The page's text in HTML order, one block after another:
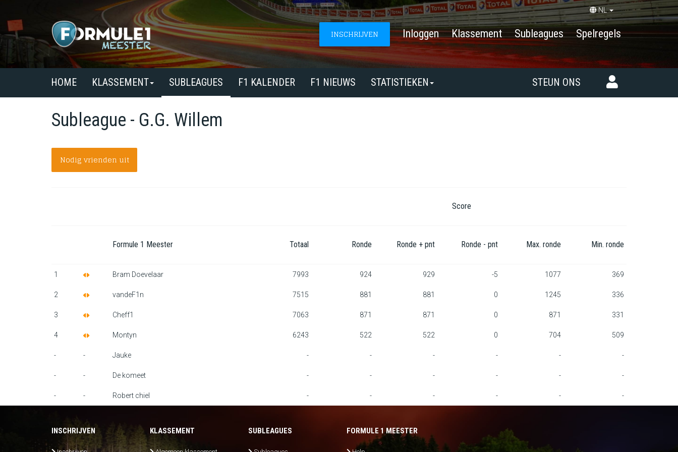
NL
INSCHRIJVEN Inloggen Klassement Subleagues Spelregels
HOME KLASSEMENT SUBLEAGUES F1 KALENDER F1 NIEUWS STATISTIEKEN STEUN ONS
Subleague - G.G. Willem
Nodig vrienden uit
Score
Formule 1 Meester Totaal Ronde Ronde + pnt Ronde - pnt Max. ronde Min. ronde
1 Bram Doevelaar 7993 924 929 -5 1077 369
2 vandeF1n 7515 881 881 0 1245 336
3 Cheff1 7063 871 871 0 871 331
4 Montyn 6243 522 522 0 704 509
- - Jauke - - - - - -
- - De komeet - - - - - -
- - Robert chiel - - - - - -
INSCHRIJVEN KLASSEMENT SUBLEAGUES FORMULE 1 MEESTER